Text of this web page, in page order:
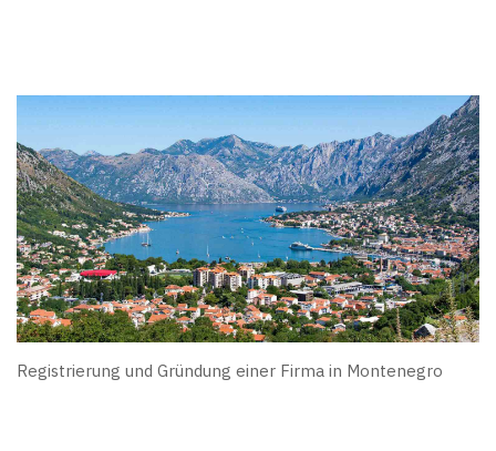
Registrierung und Gründung einer Firma in Montenegro